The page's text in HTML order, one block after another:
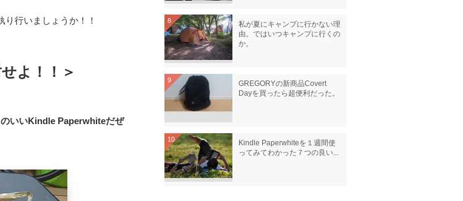
り行いましょうか！！
よ！！＞
のいいKindle Paperwhiteだぜ
8
私が夏にキャンプに行かない理
由。ではいつキャンプに行くの
か。
9
GREGORYの新商品Covert
Dayを買ったら超便利だった。
10
Kindle Paperwhiteを１週間使
ってみてわかった７つの良い...